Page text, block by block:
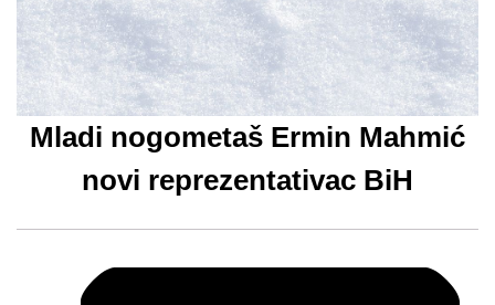
Mladi nogometaš Ermin Mahmić
novi reprezentativac BiH